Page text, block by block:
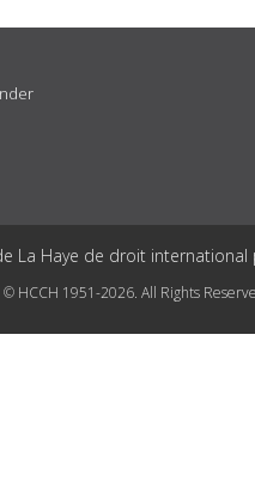
La Haye de droit
© HCCH 1951-2026. All Rights